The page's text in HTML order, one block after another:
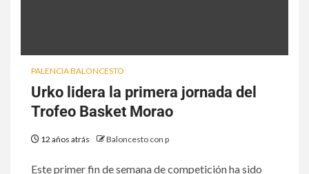
PALENCIA BALONCESTO
Urko lidera la primera jornada del
Trofeo Basket Morao
12 años atrás Baloncesto con p
Este primer fin de semana de competición ha sido